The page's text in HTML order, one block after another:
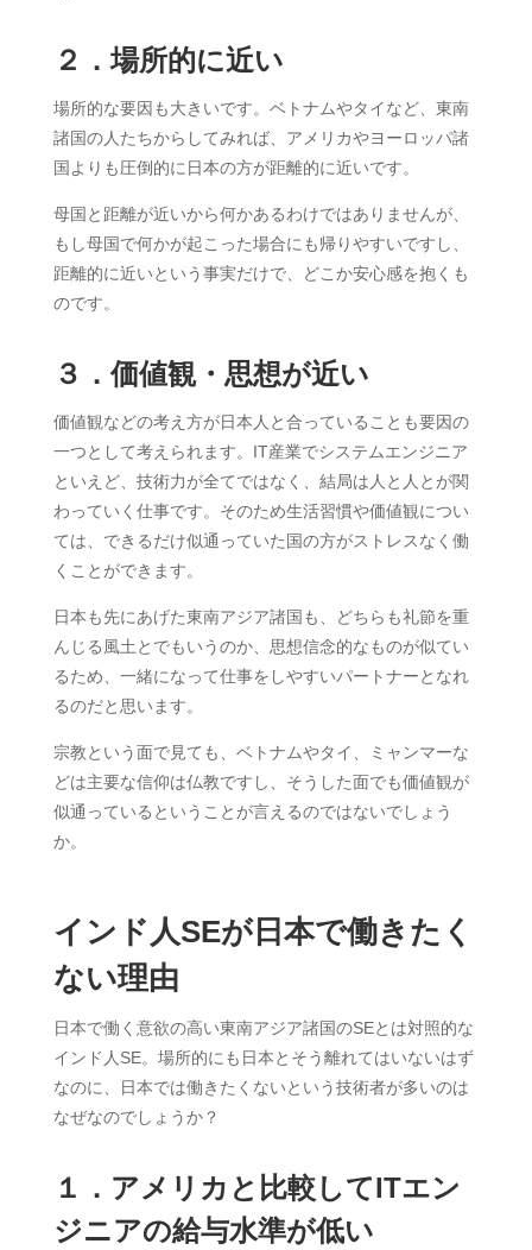
２．場所的に近い
場所的な要因も大きいです。ベトナムやタイなど、東南
諸国の人たちからしてみれば、アメリカやヨーロッパ諸
国よりも圧倒的に日本の方が距離的に近いです。
母国と距離が近いから何かあるわけではありませんが、
もし母国で何かが起こった場合にも帰りやすいですし、
距離的に近いという事実だけで、どこか安心感を抱くも
のです。
３．価値観・思想が近い
価値観などの考え方が日本人と合っていることも要因の
一つとして考えられます。IT産業でシステムエンジニア
といえど、技術力が全てではなく、結局は人と人とが関
わっていく仕事です。そのため生活習慣や価値観につい
ては、できるだけ似通っていた国の方がストレスなく働
くことができます。
日本も先にあげた東南アジア諸国も、どちらも礼節を重
んじる風土とでもいうのか、思想信念的なものが似てい
るため、一緒になって仕事をしやすいパートナーとなれ
るのだと思います。
宗教という面で見ても、ベトナムやタイ、ミャンマーな
どは主要な信仰は仏教ですし、そうした面でも価値観が
似通っているということが言えるのではないでしょう
か。
インド人SEが日本で働きたく
ない理由
日本で働く意欲の高い東南アジア諸国のSEとは対照的な
インド人SE。場所的にも日本とそう離れてはいないはず
なのに、日本では働きたくないという技術者が多いのは
なぜなのでしょうか？
１．アメリカと比較してITエン
ジニアの給与水準が低い